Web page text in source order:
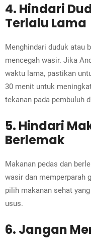
4. Hindari
Terlalu Lama
Menghindari duduk atau
mencegah wasir. Jika
waktu lama, pastikan
30 menit untuk
tekanan pada pembuluh
5. Hindari
Berlemak
Makanan pedas dan
wasir dan memperparah
pilih makanan sehat
usus.
6. Jangan